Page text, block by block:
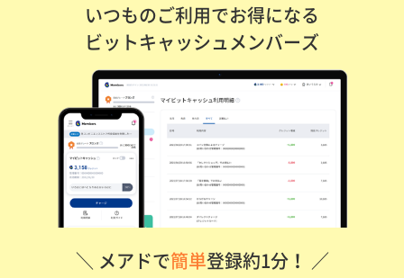
いつものご利用でお得になる
ビットキャッシュメンバーズ
＼ メアドで簡単登録約1分！ ／